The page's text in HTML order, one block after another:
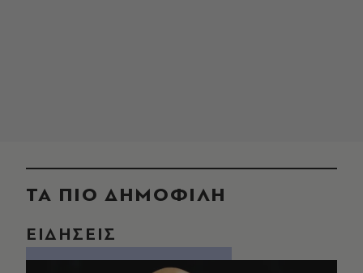
ΤΑ ΠΙΟ ΔΗΜΟΦΙΛΗ
ΕΙΔΗΣΕΙΣ